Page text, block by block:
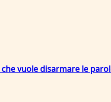
vuole disarmare le